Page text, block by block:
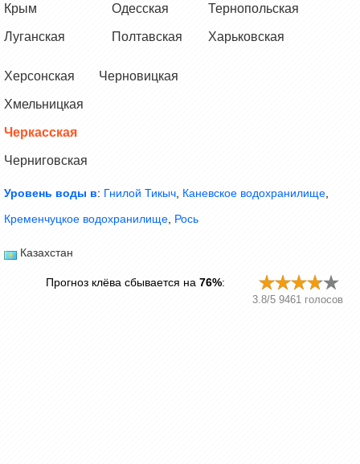
Крым
Луганская
Одесская
Полтавская
Тернопольская
Харьковская
Херсонская
Хмельницкая
Черкасская
Черниговская
Черновицкая
Уровень воды в: Гнилой Тикыч Каневское водохранилище
Кременчуцкое водохранилище Рось
Казахстан
Прогноз клёва сбывается на 76%:
3.8/5 9461 голосов